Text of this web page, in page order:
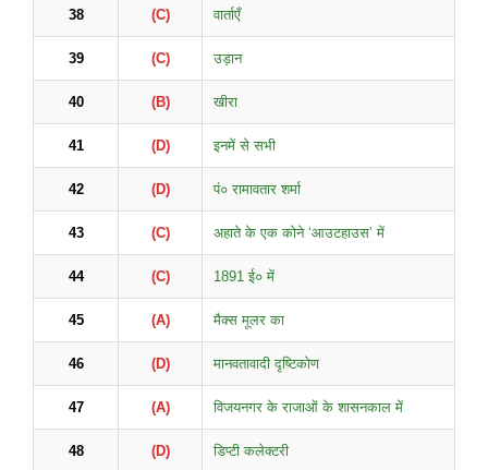
38 (C) वार्ताएँ
39 (C) उड़ान
40 (B) खीरा
41 (D) इनमें से सभी
42 (D) पं० रामावतार शर्मा
43 (C) अहाते के एक कोने ‘आउटहाउस’ में
44 (C) 1891 ई० में
45 (A) मैक्स मूलर का
46 (D) मानवतावादी दृष्टिकोण
47 (A) विजयनगर के राजाओं के शासनकाल में
48 (D) डिप्टी कलेक्टरी